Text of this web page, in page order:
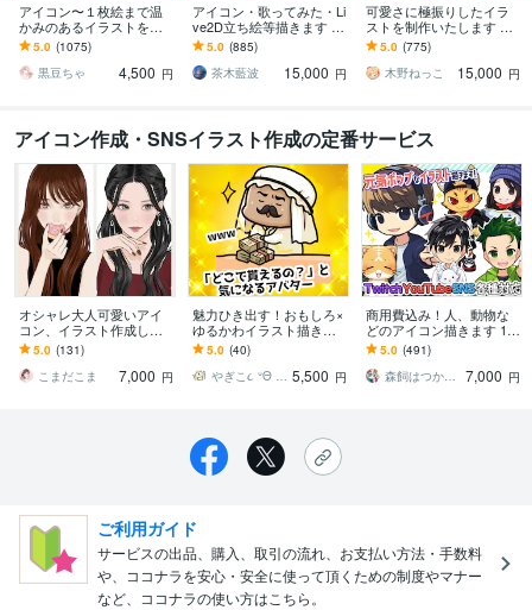
アイコン〜１枚絵まで温
かみのあるイラストを描
きます ★ココナラ自体が
初めての方も、お気軽に
ご相談ください♪★
5.0 (1075)
黒豆ちゃ
4,500 円
アイコン・歌ってみた・Li
ve2D立ち絵等描きます ち
びキャラや配信用イラス
ト等、幅広く制作してい
ます！
5.0 (885)
茶木藍波
15,000 円
可愛さに極振りしたイラ
ストを制作いたします ★
商用利用＆二次利用込
み！ミニキャラは小物２
点まで無料！★
5.0 (775)
木野ねっこ
15,000 円
アイコン作成・SNSイラスト作成の定番サービス
オシャレ大人可愛いアイ
コン、イラスト作成しま
す 小物無料！色々な場面
でお使いください
5.0 (131)
こまだこま
7,000 円
魅力ひき出す！おもしろ×
ゆるかわイラスト描きま
す SNS・アイコン、アバ
ターにも◎！ふふッと笑
顔になるイラスト
5.0 (40)
やぎこ૮ ᐡΘ ꈊ Θ ᐡ ა 5,500 円
商用費込み！人、動物な
どのアイコン描きます 1.5
～3頭身、男性でも使いや
すいちびキャライラスト
です。
5.0 (491)
森飼はつか／ｲﾗｽﾄﾚｰﾀｰ
7,000 円
ご利用ガイド
サービスの出品、購入、取引の流れ、お支払い方法・手数料
や、ココナラを安心・安全に使って頂くための制度やマナー
など、ココナラの使い方はこちら。